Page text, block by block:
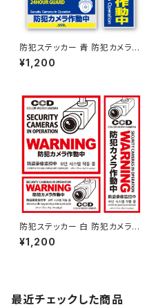
防犯ステッカー 青 防犯カメラ作
動中 OS-183 オンサプライ(On
SUPPLY)
¥1,200
防犯ステッカー 白 防犯カメラ作
動中 多言語対応 OS-198 オン
サプライ(On SUPPLY)
¥1,200
最近チェックした商品